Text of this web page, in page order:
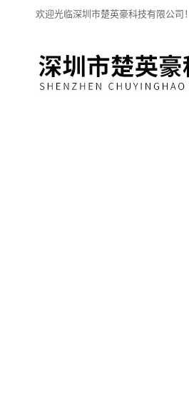
欢迎光临深圳市楚英豪科技有限公司！